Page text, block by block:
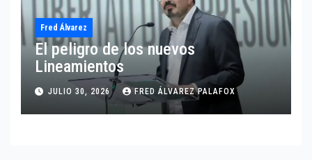
Fred Álvarez
El peligro de los nuevos
Lineamientos
JULIO 30, 2026 FRED ÁLVAREZ PALAFOX